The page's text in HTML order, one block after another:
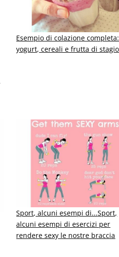
Esempio di colazione completa:
yogurt, cereali e frutta di
Sport, alcuni esempi di...Sport,
alcuni esempi di esercizi per
rendere sexy le nostre braccia